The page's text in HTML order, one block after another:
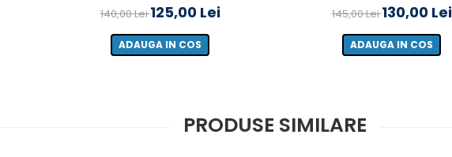
140,00 Lei125,00 Lei
ADAUGA IN COS
145,00 Lei130,00 Lei
ADAUGA IN COS
PRODUSE SIMILARE